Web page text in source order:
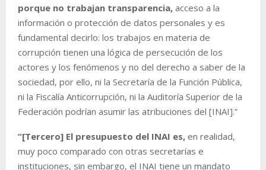
porque no trabajan transparencia, acceso a la
información o protección de datos personales y es
fundamental decirlo: los trabajos en materia de
corrupción tienen una lógica de persecución de los
actores y los fenómenos y no del derecho a saber de la
sociedad, por ello, ni la Secretaría de la Función Pública,
ni la Fiscalía Anticorrupción, ni la Auditoría Superior de la
Federación podrían asumir las atribuciones del [INAI].”
“[Tercero] El presupuesto del INAI es, en realidad,
muy poco comparado con otras secretarías e
instituciones, sin embargo, el INAI tiene un mandato